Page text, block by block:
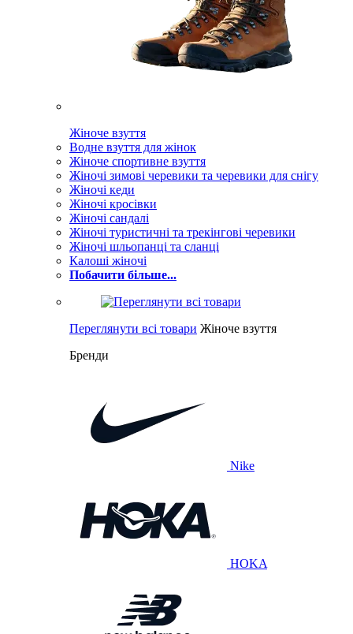
Жіноче взуття
Водне взуття для жінок
Жіноче спортивне взуття
Жіночі зимові черевики та черевики для снігу
Жіночі кеди
Жіночі кросівки
Жіночі сандалі
Жіночі туристичні та трекінгові черевики
Жіночі шльопанці та сланці
Калоші жіночі
Побачити більше...
Переглянути всі товари Жіноче взуття
Бренди
Nike
HOKA